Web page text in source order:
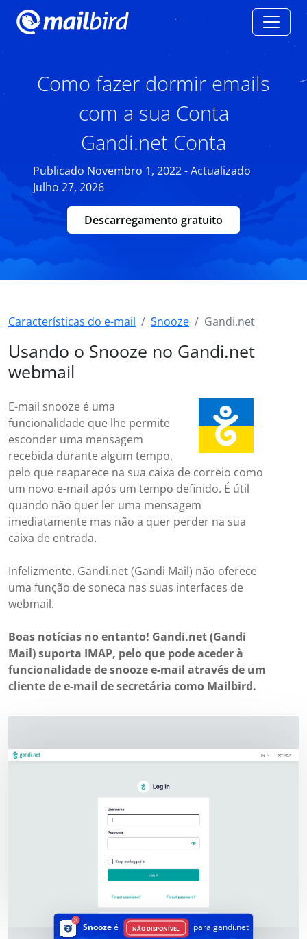
Como fazer dormir emails
com a sua Conta
Gandi.net Conta
Publicado Novembro 1, 2022 - Actualizado
Julho 27, 2026
Descarregamento gratuito
Características do e-mail Snooze Gandi.net
Usando o Snooze no Gandi.net
webmail
E-mail snooze é uma
funcionalidade que lhe permite
esconder uma mensagem
recebida durante algum tempo,
pelo que reaparece na sua caixa de correio como
um novo e-mail após um tempo definido. É útil
quando não quer ler uma mensagem
imediatamente mas não a quer perder na sua
caixa de entrada.
Infelizmente, Gandi.net (Gandi Mail) não oferece
uma função de soneca nas suas interfaces de
webmail.
Boas notícias no entanto! Gandi.net (Gandi
Mail) suporta IMAP, pelo que pode aceder à
funcionalidade de snooze e-mail através de um
cliente de e-mail de secretária como Mailbird.
Snoozeé NÃO DISPONÍVEL para gandi.net